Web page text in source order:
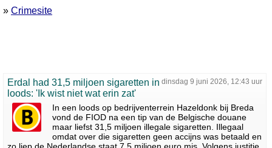
» Crimesite
dinsdag 9 juni 2026, 12:43 uur
Erdal had 31,5 miljoen sigaretten in
loods: 'Ik wist niet wat erin zat'
In een loods op bedrijventerrein Hazeldonk bij Breda
vond de FIOD na een tip van de Belgische douane
maar liefst 31,5 miljoen illegale sigaretten. Illegaal
omdat over die sigaretten geen accijns was betaald en